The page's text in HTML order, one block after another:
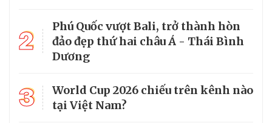
2
Phú Quốc vượt Bali, trở thành hòn
đảo đẹp thứ hai châu Á - Thái Bình
Dương
3
World Cup 2026 chiếu trên kênh nào
tại Việt Nam?